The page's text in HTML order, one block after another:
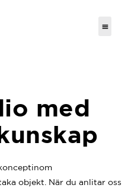
med
objekt. När du anlitar oss